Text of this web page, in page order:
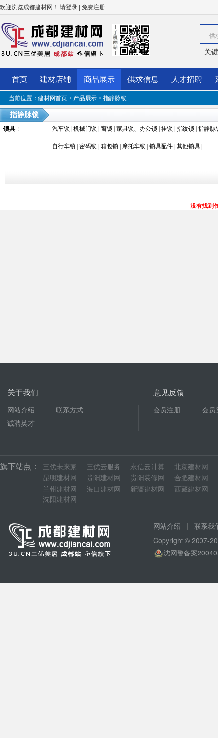
欢迎浏览成都建材网！ 请登录 | 免费注册
供
关
首页 建材店铺 商品展示 供求信息 人才招聘
当前位置： 建材网首页 > 产品展示 > 指静脉锁
指静脉锁
锁具 ： 汽车锁 机械门锁 窗锁 家具锁、办公锁 挂锁 指纹锁 指静脉
自行车锁 密码锁 箱包锁 摩托车锁 锁具配件 其他锁具
没有找到
关于我们
网站介绍
联系方式
诚聘英才
意见反馈
会员注册 会员
旗下站点： 三优未来家 三优云服务 永信云计算 北京建材网
昆明建材网
贵阳建材网 贵阳装修网 合肥建材网
兰州建材网
海口建材网 新疆建材网 西藏建材网
沈阳建材网
网站介绍 | 联系我
Copyright © 2007-
沈网警备案